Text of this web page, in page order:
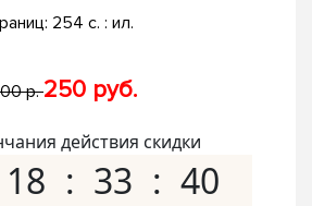
254 с. : ил.
р.250 руб.
действия скидки
18 33 39